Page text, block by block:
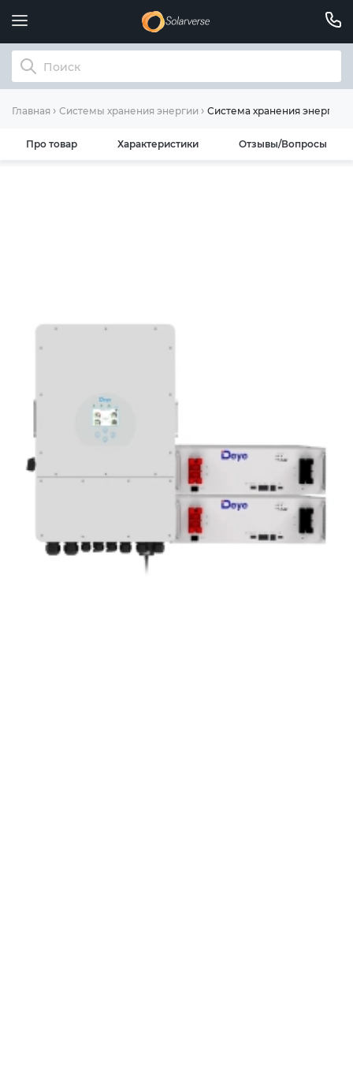
Главная Системы хранения энергии Система хранения энергии
Про товар Характеристики Отзывы/Вопросы